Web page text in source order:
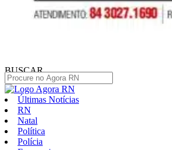
BUSCAR
Últimas Notícias
RN
Natal
Política
Polícia